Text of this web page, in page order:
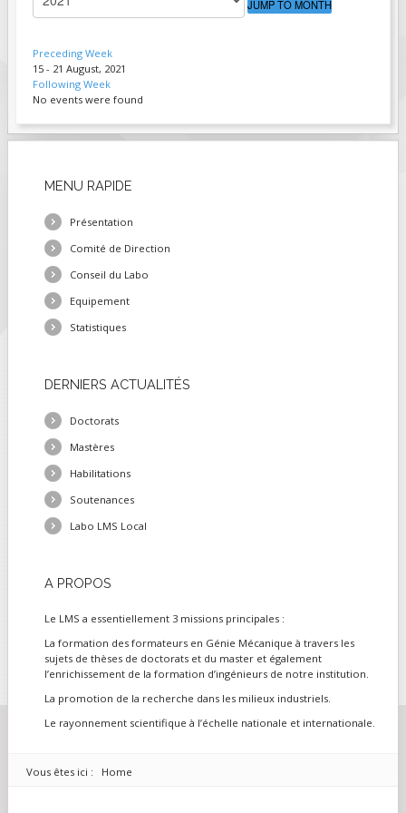
JUMP TO MONTH
Preceding Week
15 - 21 August, 2021
Following Week
No events were found
MENU RAPIDE
Présentation
Comité de Direction
Conseil du Labo
Equipement
Statistiques
DERNIERS ACTUALITÉS
Doctorats
Mastères
Habilitations
Soutenances
Labo LMS Local
A PROPOS
Le LMS a essentiellement 3 missions principales :
La formation des formateurs en Génie Mécanique à travers les
sujets de thèses de doctorats et du master et également
l’enrichissement de la formation d’ingénieurs de notre institution.
La promotion de la recherche dans les milieux industriels.
Le rayonnement scientifique à l’échelle nationale et internationale.
Vous êtes ici : Home